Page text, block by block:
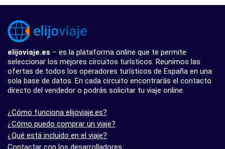
elijoviaje.es – es la plataforma online que te permite
seleccionar los mejores circuitos turísticos. Reunimos las
ofertas de todos los operadores turísticos de España en una
sola base de datos. En cada circuito encontrarás el contacto
directo del vendedor o podrás solicitar tu viaje online.
¿Cómo funciona elijoviaje.es?
¿Cómo puedo comprar un viaje?
¿Qué está incluido en el viaje?
Contactar con los desarrolladores